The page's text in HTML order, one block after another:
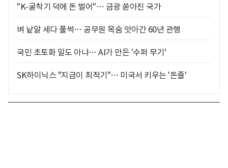
"K-굴착기 덕에 돈 벌어"… 금광 쏟아진 국가
벼 낱알 세다 풀썩… 공무원 목숨 앗아간 60년 관행
국민 초토화 일도 아냐… AI가 만든 '수퍼 무기'
SK하이닉스 "지금이 최적기"… 미국서 키우는 '돈줄'